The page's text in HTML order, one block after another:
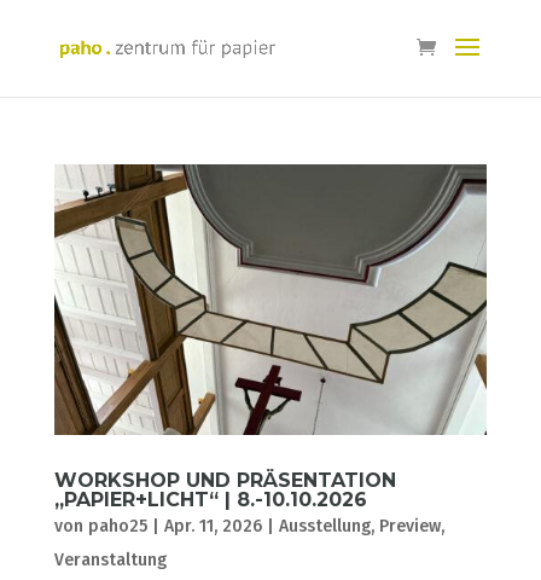
WORKSHOP UND PRÄSENTATION
„PAPIER+LICHT“ | 8.-10.10.2026
von paho25| Apr. 11, 2026| Ausstellung, Preview,
Veranstaltung